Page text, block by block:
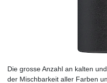
Die grosse Anzahl an kalten
der Mischbarkeit aller Farben